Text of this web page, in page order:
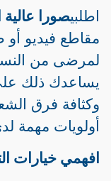
اطلبيصورا عالية
مقاطع فيديو أو
لمرضى من
يساعدك ذلك
وكثافة فرق
أولويات مهمة
افهمي خيارات